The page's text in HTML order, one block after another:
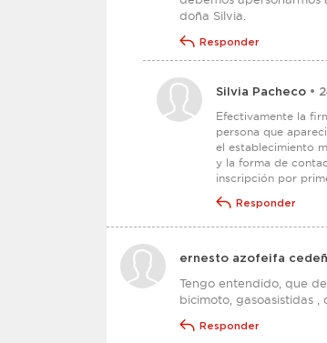
doña Silvia.
Responder
Silvia Pacheco •
Efectivamente la
persona que
el establecimiento
y la forma de
inscripción por
Responder
ernesto azofeifa
Tengo entendido, que
bicimoto, gasoasistidas
Responder